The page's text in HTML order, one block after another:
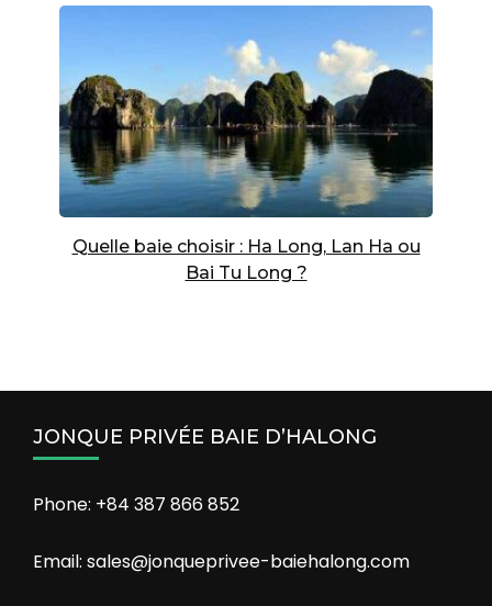
Quelle baie choisir : Ha Long, Lan Ha ou
Bai Tu Long ?
JONQUE PRIVÉE BAIE D’HALONG
Phone: +84 387 866 852
Email: sales@jonqueprivee-baiehalong.com